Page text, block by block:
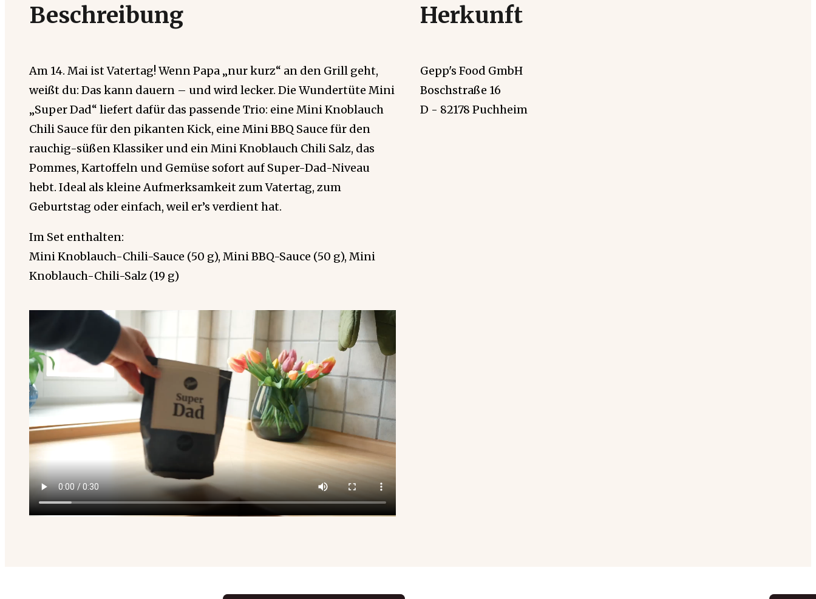
Beschreibung
Am 14. Mai ist Vatertag! Wenn Papa „nur kurz“ an den Grill geht,
weißt du: Das kann dauern – und wird lecker. Die Wundertüte Mini
„Super Dad“ liefert dafür das passende Trio: eine Mini Knoblauch
Chili Sauce für den pikanten Kick, eine Mini BBQ Sauce für den
rauchig-süßen Klassiker und ein Mini Knoblauch Chili Salz, das
Pommes, Kartoffeln und Gemüse sofort auf Super-Dad-Niveau
hebt. Ideal als kleine Aufmerksamkeit zum Vatertag, zum
Geburtstag oder einfach, weil er’s verdient hat.
Im Set enthalten:
Mini Knoblauch-Chili-Sauce (50 g), Mini BBQ-Sauce (50 g), Mini
Knoblauch-Chili-Salz (19 g)
Herkunft
Gepp's Food GmbH
Boschstraße 16
D - 82178 Puchheim